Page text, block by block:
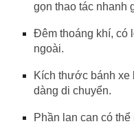
gọn thao tác nhanh
Đêm thoáng khí, có
ngoài.
Kích thước bánh xe
dàng di chuyển.
Phần lan can có